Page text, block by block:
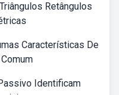
Retângulos
Características De
Identificam